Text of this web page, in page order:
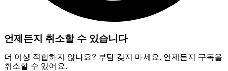
언제든지 취소할 수 있습니다
더 이상 적합하지 않나요? 부담 갖지 마세요. 언제든지 구독을
취소할 수 있어요.